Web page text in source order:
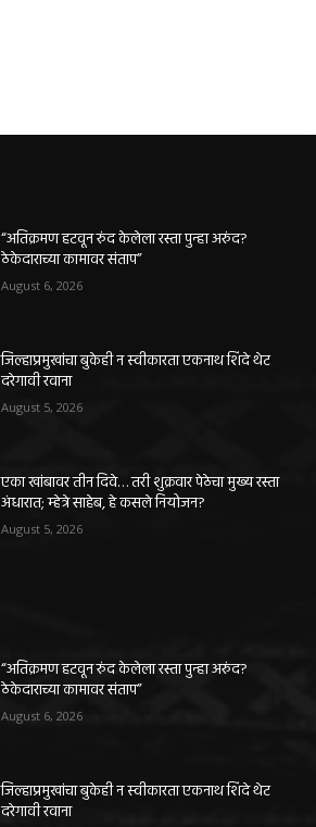
“अतिक्रमण हटवून रुंद केलेला रस्ता पुन्हा अरुंद?
ठेकेदाराच्या कामावर संताप”
August 6, 2026
जिल्हाप्रमुखांचा बुकेही न स्वीकारता एकनाथ शिंदे थेट
दरेगावी रवाना
August 5, 2026
एका खांबावर तीन दिवे… तरी शुक्रवार पेठेचा मुख्य रस्ता
अंधारात; म्हेत्रे साहेब, हे कसले नियोजन?
August 5, 2026
“अतिक्रमण हटवून रुंद केलेला रस्ता पुन्हा अरुंद?
ठेकेदाराच्या कामावर संताप”
August 6, 2026
जिल्हाप्रमुखांचा बुकेही न स्वीकारता एकनाथ शिंदे थेट
दरेगावी रवाना